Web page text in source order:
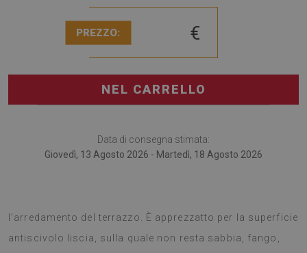
PREZZO: €
NEL CARRELLO
Data di consegna stimata:
Giovedì, 13 Agosto 2026 - Martedì, 18 Agosto 2026
l’arredamento del terrazzo. È apprezzatto per la superficie
antiscivolo liscia, sulla quale non resta sabbia, fango,